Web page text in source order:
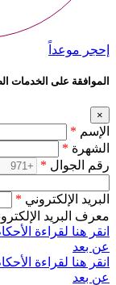
إحجر موعداً
الموافقة على الخدمات
×
الإسم *
الشهرة *
رقم الجوال *
البريد الإلكتروني *
معرف البريد
انقر هنا لقراءة
عن بعد
انقر هنا لقراءة
عن بعد